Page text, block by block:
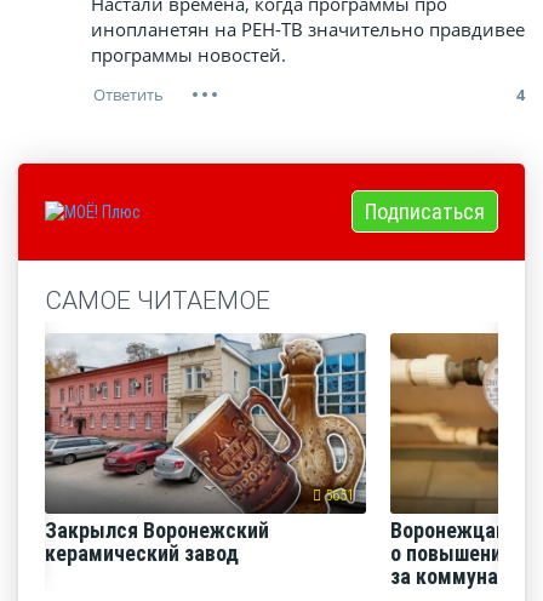
инопланетян на РЕН-ТВ значительно правдивее
программы новостей.
4
Подписаться
САМОЕ ЧИТАЕМОЕ
5651
Закрылся Воронежский
керамический завод
Воронежцам
о повышении
за